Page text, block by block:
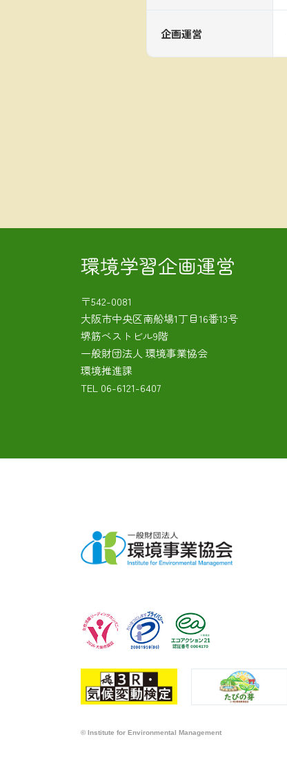
企画運営
環境学習企画運営
〒542-0081
大阪市中央区南船場1丁目16番13号
堺筋ベストビル9階
一般財団法人 環境事業協会
環境推進課
TEL 06-6121-6407
© Institute for Environmental Management